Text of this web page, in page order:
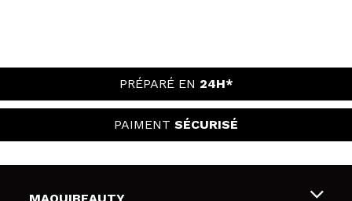
PRÉPARÉ EN 24H*
PAIMENT SÉCURISÉ
MAQUIBEAUTY